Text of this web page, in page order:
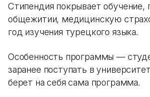
Стипендия покрывает обучение,
общежитии, медицинскую
год изучения турецкого языка.
Особенность программы —
заранее поступать в
берет на себя сама программа.